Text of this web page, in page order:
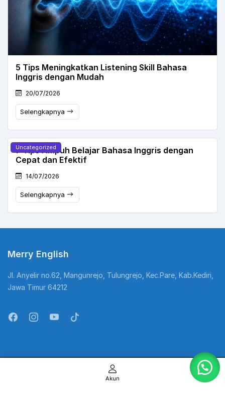
5 Tips Meningkatkan Listening Skill Bahasa
Inggris dengan Mudah
20/07/2026
Selengkapnya
Uncategorized
7 Tips Ampuh Belajar Bahasa Inggris dengan
Cepat dan Efektif
14/07/2026
Selengkapnya
Merry English
Jl. Anyelir no.62, Mangunrejo, Tulungrejo, Kec.Pare, Kab.Kediri,
Jawa Timur 64212
@Copyright Kampung Inggris. All Rights Reserved
Akun